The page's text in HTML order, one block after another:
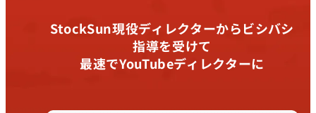
StockSun現役ディレクターからビシバシ
指導を受けて
最速でYouTubeディレクターに